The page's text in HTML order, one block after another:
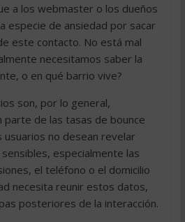
a los webmaster o los dueños
especie de ansiedad por sacar
este contacto. No está mal
necesitamos saber la
o en qué barrio vive?
son, por lo general,
parte de las tasas de bounce
usuarios no desean revelar
especialmente las
el teléfono o el domicilio
necesita reunir estos datos,
posteriores de la interacción.